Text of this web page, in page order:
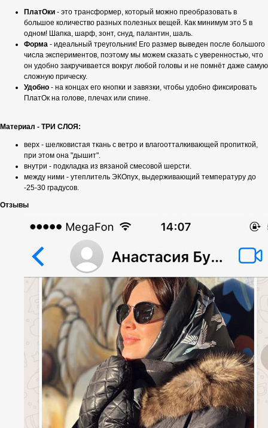
ПлатОки - это трансформер, который можно преобразовать в
большое количество разных полезных вещей. Как минимум это 5 в
одном! Шапка, шарф, зонт, снуд, палантин, шаль.
Форма - идеальный треугольник! Его размер выведен после большого
числа экспериментов, поэтому мы можем сказать с уверенностью, что
он удобно закручивается вокруг любой головы и не помнёт даже самую
сложную прическу.
Удобно - на концах его кнопки и завязки, чтобы удобно фиксировать
ПлатОк на голове, плечах или спине.
Материал - ТРИ СЛОЯ:
верх - шелковистая ткань с ветро и влагоотталкивающей пропиткой,
при этом она "дышит".
внутри - подкладка из вязаной смесовой шерсти.
между ними - утеплитель ЭКОпух, выдерживающий температуру до
-25-30 градусов.
Отзывы